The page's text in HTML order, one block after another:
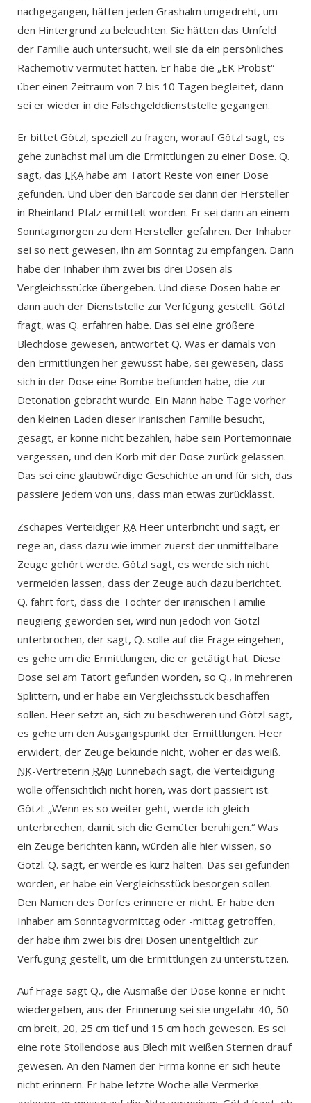
nachgegangen, hätten jeden Grashalm umgedreht, um
den Hintergrund zu beleuchten. Sie hätten das Umfeld
der Familie auch untersucht, weil sie da ein persönliches
Rachemotiv vermutet hätten. Er habe die „EK Probst“
über einen Zeitraum von 7 bis 10 Tagen begleitet, dann
sei er wieder in die Falschgelddienststelle gegangen.
Er bittet Götzl, speziell zu fragen, worauf Götzl sagt, es
gehe zunächst mal um die Ermittlungen zu einer Dose. Q.
sagt, das LKAhabe am Tatort Reste von einer Dose
gefunden. Und über den Barcode sei dann der Hersteller
in Rheinland-Pfalz ermittelt worden. Er sei dann an einem
Sonntagmorgen zu dem Hersteller gefahren. Der Inhaber
sei so nett gewesen, ihn am Sonntag zu empfangen. Dann
habe der Inhaber ihm zwei bis drei Dosen als
Vergleichsstücke übergeben. Und diese Dosen habe er
dann auch der Dienststelle zur Verfügung gestellt. Götzl
fragt, was Q. erfahren habe. Das sei eine größere
Blechdose gewesen, antwortet Q. Was er damals von
den Ermittlungen her gewusst habe, sei gewesen, dass
sich in der Dose eine Bombe befunden habe, die zur
Detonation gebracht wurde. Ein Mann habe Tage vorher
den kleinen Laden dieser iranischen Familie besucht,
gesagt, er könne nicht bezahlen, habe sein Portemonnaie
vergessen, und den Korb mit der Dose zurück gelassen.
Das sei eine glaubwürdige Geschichte an und für sich, das
passiere jedem von uns, dass man etwas zurücklässt.
Zschäpes Verteidiger RA Heer unterbricht und sagt, er
rege an, dass dazu wie immer zuerst der unmittelbare
Zeuge gehört werde. Götzl sagt, es werde sich nicht
vermeiden lassen, dass der Zeuge auch dazu berichtet.
Q. fährt fort, dass die Tochter der iranischen Familie
neugierig geworden sei, wird nun jedoch von Götzl
unterbrochen, der sagt, Q. solle auf die Frage eingehen,
es gehe um die Ermittlungen, die er getätigt hat. Diese
Dose sei am Tatort gefunden worden, so Q., in mehreren
Splittern, und er habe ein Vergleichsstück beschaffen
sollen. Heer setzt an, sich zu beschweren und Götzl sagt,
es gehe um den Ausgangspunkt der Ermittlungen. Heer
erwidert, der Zeuge bekunde nicht, woher er das weiß.
NK-Vertreterin RAin Lunnebach sagt, die Verteidigung
wolle offensichtlich nicht hören, was dort passiert ist.
Götzl: „Wenn es so weiter geht, werde ich gleich
unterbrechen, damit sich die Gemüter beruhigen.“ Was
ein Zeuge berichten kann, würden alle hier wissen, so
Götzl. Q. sagt, er werde es kurz halten. Das sei gefunden
worden, er habe ein Vergleichsstück besorgen sollen.
Den Namen des Dorfes erinnere er nicht. Er habe den
Inhaber am Sonntagvormittag oder -mittag getroffen,
der habe ihm zwei bis drei Dosen unentgeltlich zur
Verfügung gestellt, um die Ermittlungen zu unterstützen.
Auf Frage sagt Q., die Ausmaße der Dose könne er nicht
wiedergeben, aus der Erinnerung sei sie ungefähr 40, 50
cm breit, 20, 25 cm tief und 15 cm hoch gewesen. Es sei
eine rote Stollendose aus Blech mit weißen Sternen drauf
gewesen. An den Namen der Firma könne er sich heute
nicht erinnern. Er habe letzte Woche alle Vermerke